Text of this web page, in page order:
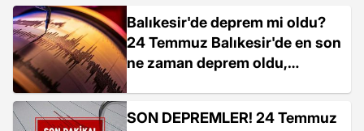
Balıkesir'de deprem mi oldu?
24 Temmuz Balıkesir'de en son
ne zaman deprem oldu,
SON DEPREMLER! 24 Temmuz